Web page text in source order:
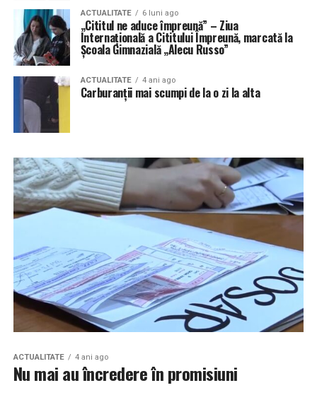
ACTUALITATE 6 luni ago
„Cititul ne aduce împreună” – Ziua
Internațională a Cititului Împreună, marcată la
Școala Gimnazială „Alecu Russo”
ACTUALITATE 4 ani ago
Carburanții mai scumpi de la o zi la alta
ACTUALITATE 4 ani ago
Nu mai au încredere în promisiuni